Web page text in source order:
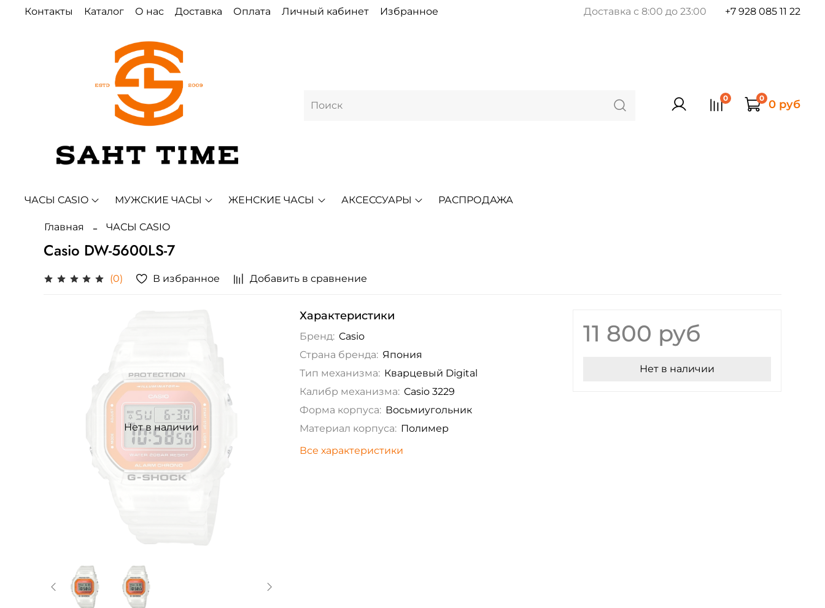
Контакты Каталог О нас Доставка Оплата Личный кабинет Избранное Доставка с 8:00 до 23:00 +7 928 085 11 22
0 0 0 руб
ЧАСЫ CASIO МУЖСКИЕ ЧАСЫ ЖЕНСКИЕ ЧАСЫ АКСЕССУАРЫ РАСПРОДАЖА
Главная ЧАСЫ CASIO
Casio DW-5600LS-7
(0) В избранное Добавить в сравнение
Нет в наличии
Характеристики
Бренд: Casio
Страна бренда: Япония
Тип механизма: Кварцевый Digital
Калибр механизма: Casio 3229
Форма корпуса: Восьмиугольник
Материал корпуса: Полимер
Все характеристики
11 800 руб
Нет в наличии